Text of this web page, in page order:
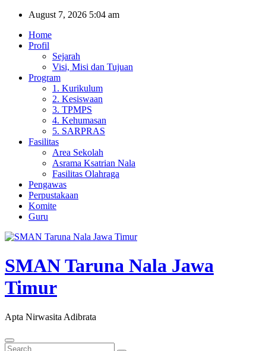
Skip
content
August 7, 2026 5:04 am
Home
Profil
Sejarah
Visi, Misi dan Tujuan
Program
1. Kurikulum
2. Kesiswaan
3. TPMPS
4. Kehumasan
5. SARPRAS
Fasilitas
Area Sekolah
Asrama Ksatrian Nala
Fasilitas Olahraga
Pengawas
Perpustakaan
Komite
Guru
SMAN Taruna Nala Jawa
Timur
Apta Nirwasita Adibrata